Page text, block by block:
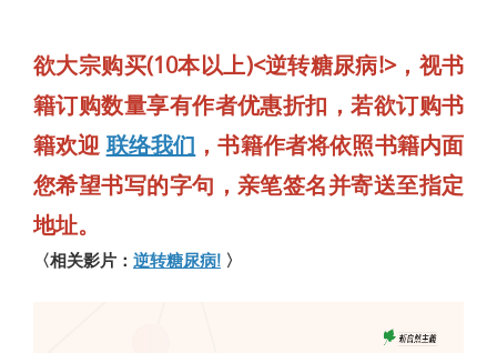
欲大宗购买(10本以上)<逆转糖尿病!>，视书
籍订购数量享有作者优惠折扣，若欲订购书
籍欢迎 联络我们 ，书籍作者将依照书籍内面
您希望书写的字句，亲笔签名并寄送至指定
地址。
〈相关影片： 逆转糖尿病! 〉